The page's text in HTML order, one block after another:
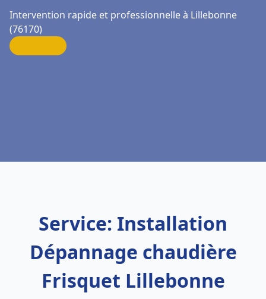
Intervention rapide et professionnelle à Lillebonne
(76170)
Service: Installation
Dépannage chaudière
Frisquet Lillebonne